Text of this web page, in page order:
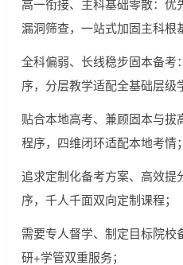
高一衔接、主科基础零散：优
漏洞筛查，一站式加固主科根
全科偏弱、长线稳步固本备考
序，分层教学适配全基础层级
贴合本地高考、兼顾固本与拔
程序，四维闭环适配本地考情；
追求定制化备考方案、高效提
序，千人千面双向定制课程；
需要专人督学、制定目标院
研+学管双重服务；